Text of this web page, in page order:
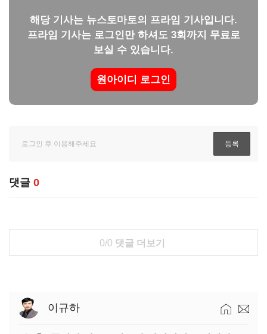
해당 기사는 뉴스토마토의 프라임 기사입니다.
프라임 기사는 로그인만 하셔도 3회까지 무료로
보실 수 있습니다.
원아이디 로그인
댓글 0
0/0 댓글 더보기
이규하